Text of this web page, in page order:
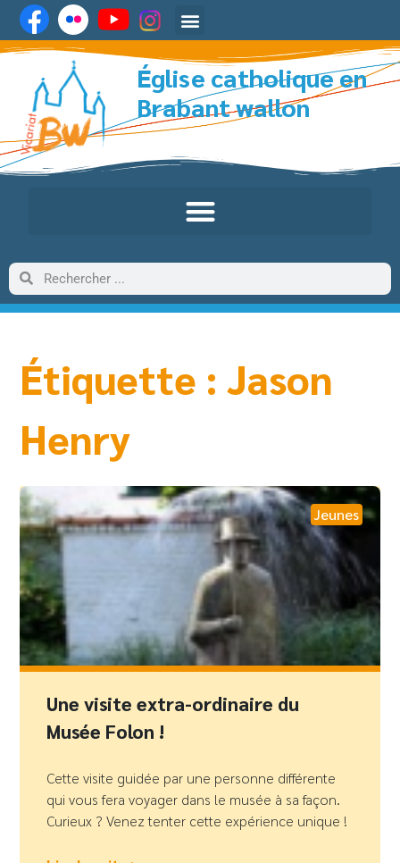
Église catholique en
Brabant wallon
Étiquette : Jason
Henry
Jeunes
Une visite extra-ordinaire du
Musée Folon !
Cette visite guidée par une personne différente
qui vous fera voyager dans le musée à sa façon.
Curieux ? Venez tenter cette expérience unique !